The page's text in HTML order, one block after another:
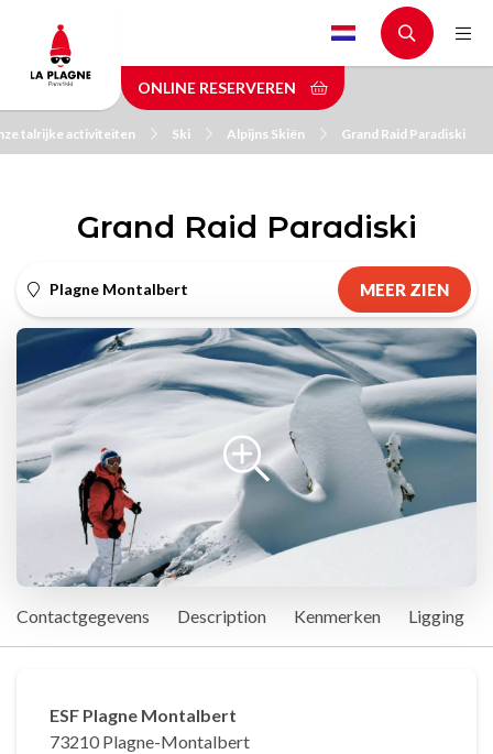
main
content
ONLINE RESERVEREN
talrijke activiteiten Ski Alpijns Skiën Grand Raid Paradiski
Grand Raid Paradiski
Plagne Montalbert MEER ZIEN
Contactgegevens Description Kenmerken Ligging
ESF Plagne Montalbert
73210 Plagne-Montalbert